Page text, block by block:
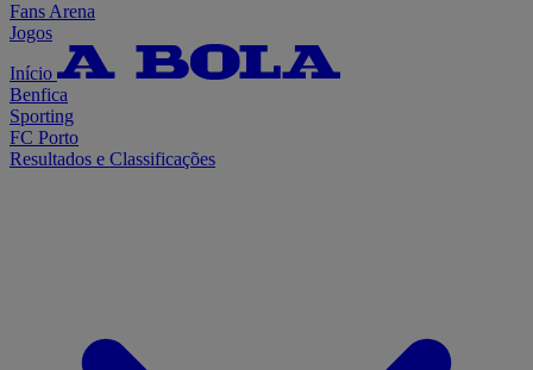
Fans Arena
Jogos
Início
Benfica
Sporting
FC Porto
Resultados e Classificações